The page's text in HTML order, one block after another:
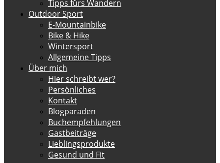
Tipps fürs Wandern
Outdoor Sport
E-Mountainbike
Bike & Hike
Wintersport
Allgemeine Tipps
Über mich
Hier schreibt wer?
Persönliches
Kontakt
Blogparaden
Buchempfehlungen
Gastbeiträge
Lieblingsprodukte
Gesund und Fit